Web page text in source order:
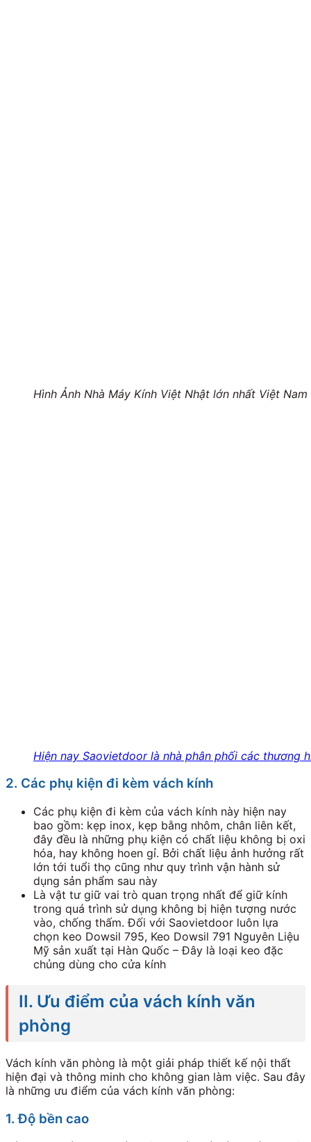
Hình Ảnh Nhà Máy Kính Việt Nhật lớn nhất Việt
Hiện nay Saovietdoor là nhà phân phối các thương
2. Các phụ kiện đi kèm vách kính
Các phụ kiện đi kèm của vách kính này hiện nay
bao gồm: kẹp inox, kẹp bằng nhôm, chân liên kết,
đây đều là những phụ kiện có chất liệu không bị oxi
hóa, hay không hoen gỉ. Bởi chất liệu ảnh hưởng rất
lớn tới tuổi thọ cũng như quy trình vận hành sử
dụng sản phẩm sau này
Là vật tư giữ vai trò quan trọng nhất để giữ kính
trong quá trình sử dụng không bị hiện tượng nước
vào, chống thấm. Đối với Saovietdoor luôn lựa
chọn keo Dowsil 795, Keo Dowsil 791 Nguyên Liệu
Mỹ sản xuất tại Hàn Quốc – Đây là loại keo đặc
chủng dùng cho cửa kính
II. Ưu điểm của vách kính văn
phòng
Vách kính văn phòng là một giải pháp thiết kế nội thất
hiện đại và thông minh cho không gian làm việc. Sau đây
là những ưu điểm của vách kính văn phòng:
1. Độ bền cao